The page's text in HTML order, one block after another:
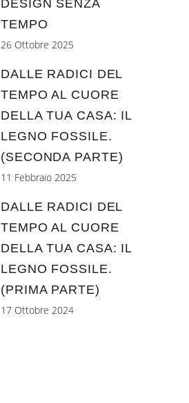
DESIGN SENZA
TEMPO
26 Ottobre 2025
DALLE RADICI DEL
TEMPO AL CUORE
DELLA TUA CASA: IL
LEGNO FOSSILE.
(SECONDA PARTE)
11 Febbraio 2025
DALLE RADICI DEL
TEMPO AL CUORE
DELLA TUA CASA: IL
LEGNO FOSSILE.
(PRIMA PARTE)
17 Ottobre 2024